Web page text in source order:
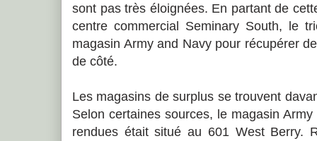
sont pas très éloignées. En partant de
centre commercial Seminary South, le
magasin Army and Navy pour récupérer
de côté.
Les magasins de surplus se trouvent
Selon certaines sources, le magasin
rendues était situé au 601 West Berry.